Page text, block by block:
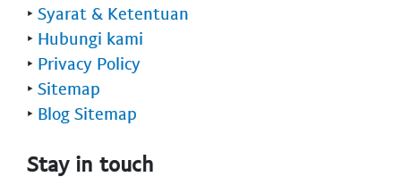
‣ Syarat & Ketentuan
‣ Hubungi kami
‣ Privacy Policy
‣ Sitemap
‣ Blog Sitemap
Stay in touch